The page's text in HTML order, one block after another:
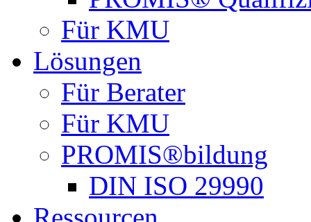
Für KMU
Lösungen
Für Berater
Für KMU
PROMIS®bildung
DIN ISO 29990